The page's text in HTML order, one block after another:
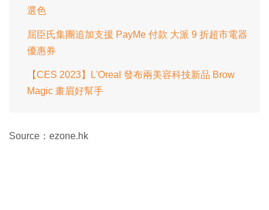
選色
屈臣氏集團追加支援 PayMe 付款 大派 9 折超市電器
優惠券
【CES 2023】L'Oreal 發布兩美容科技新品 Brow
Magic 畫眉好幫手
Source：ezone.hk